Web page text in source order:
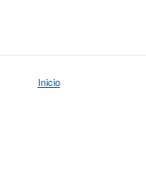
Inicio